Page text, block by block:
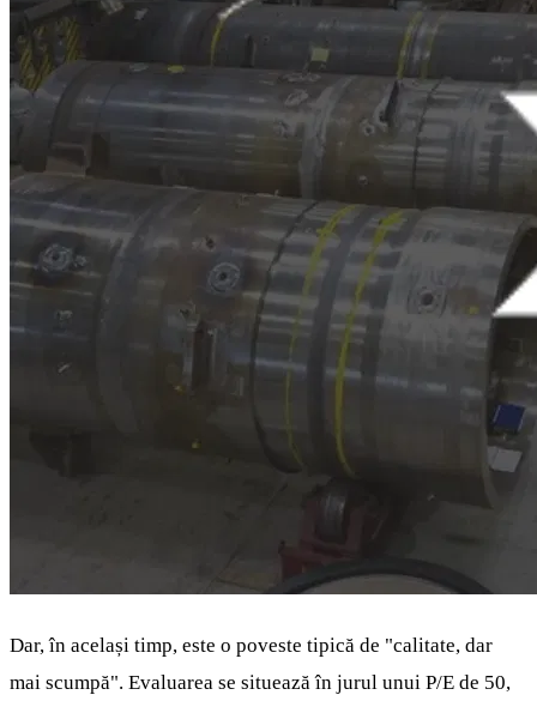
Dar, în același timp, este o poveste tipică de "calitate, dar
mai scumpă". Evaluarea se situează în jurul unui P/E de 50,